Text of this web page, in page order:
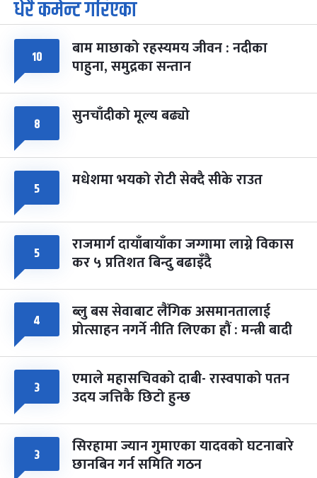
७
आइत
पूर्णिमा व्रत
चैत्र ७, २०८३-Mar 21, 2027
८
सोम
फागुपूर्णिमा
चैत्र ८, २०८३-Mar 22, 2027
७ महिना बाँकी
धेरै कमेन्ट गरिएका
१० बाम माछाको रहस्यमय जीवन : नदीका
पाहुना, समुद्रका सन्तान
८ सुनचाँदीको मूल्य बढ्यो
५ मधेशमा भयको रोटी सेक्दै सीके राउत
५ राजमार्ग दायाँबायाँका जग्गामा लाग्ने विकास
कर ५ प्रतिशत बिन्दु बढाइँदै
४ ब्लु बस सेवाबाट लैंगिक असमानतालाई
प्रोत्साहन नगर्ने नीति लिएका हौं : मन्त्री बादी
३ एमाले महासचिवको दाबी- रास्वपाको पतन
उदय जत्तिकै छिटो हुन्छ
३ सिरहामा ज्यान गुमाएका यादवको घटनाबारे
छानबिन गर्न समिति गठन